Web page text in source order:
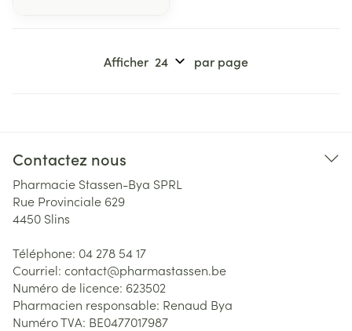
Afficher par page
Contactez nous
Pharmacie Stassen-Bya SPRL
Rue Provinciale 629
4450 Slins
Téléphone: 04 278 54 17
Courriel: contact@pharmastassen.be
Numéro de licence: 623502
Pharmacien responsable: Renaud Bya
Numéro TVA: BE0477017987